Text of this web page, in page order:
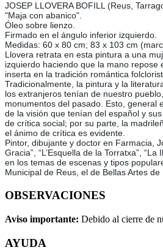
JOSEP LLOVERA BOFILL (Reus,
"Maja con abanico".
Óleo sobre lienzo.
Firmado en el ángulo inferior izquierdo.
Medidas: 60 x 80 cm; 83 x 103 cm
Llovera retrata en esta pintura a una
izquierdo haciendo que la mano
inserta en la tradición romántica
Tradicionalmente, la pintura y la
los extranjeros tenían de nuestro
monumentos del pasado. Esto, general
de la visión que tenían del español y
de crítica social; por su parte, la
el ánimo de crítica es evidente.
Pintor, dibujante y doctor en Farmacia,
Gracia”, “L’Esquella de la Torratxa”,
en los temas de escenas y tipos
Municipal de Reus, el de Bellas Artes
OBSERVACIONES
Aviso importante: Debido al cierre de
AYUDA